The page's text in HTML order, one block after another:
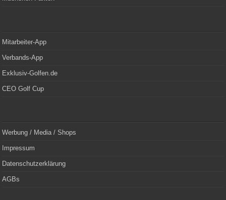
Mitarbeiter-App
Verbands-App
Exklusiv-Golfen.de
CEO Golf Cup
Werbung / Media / Shops
Impressum
Datenschutzerklärung
AGBs